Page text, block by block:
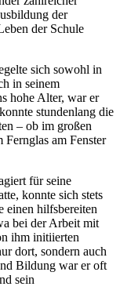
der
der Schule
sich sowohl in
in seinem
hohe Alter, war er
stundenlang die
– ob im großen
Fernglas am Fenster
für seine
konnte sich stets
einen hilfsbereiten
bei der Arbeit mit
ihm initiierten
dort, sondern auch
Bildung war er oft
sein